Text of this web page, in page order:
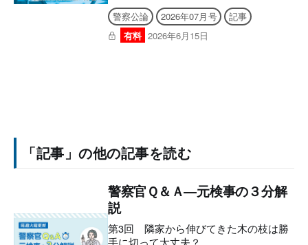
警察公論 2026年07月号
記事
有料 2026年6月15日
「記事」の他の記事を読む
警察官Ｑ＆Ａ―元検事の３分解
説
第3回 隣家から伸びてきた木の枝は勝
手に切って大丈夫？